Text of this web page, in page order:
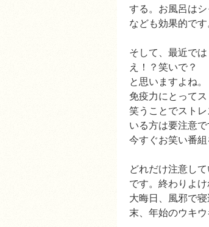
する。お風呂は
なども効果的です
そして、最近で
え！？笑いで？
と思いますよね。
免疫力にとってス
笑うことでスト
いる方は要注意で
今すぐお笑い番組
どれだけ注意し
です。終わりよけ
大晦日、風邪で
末、年始のウキ